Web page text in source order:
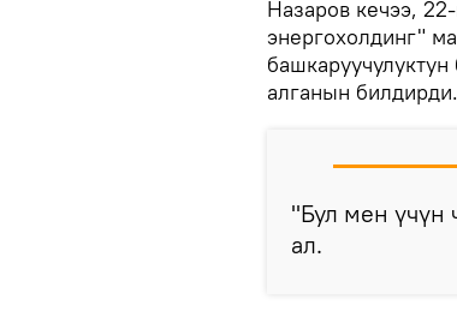
Назаров кечээ,
энергохолдинг"
алганын билдирди.
"Бул мен үчүн
ал.